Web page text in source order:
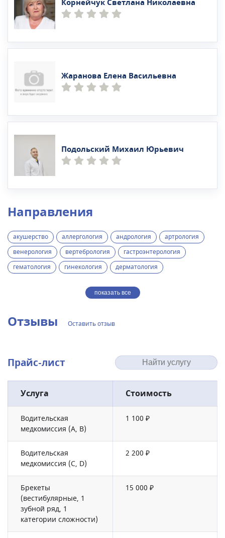
Корнейчук Светлана Николаевна
Жаранова Елена Васильевна
Подольский Михаил Юрьевич
Направления
акушерство аллергология андрология
артрология
венерология
вертебрология
гастроэнтерология
гематология
гинекология дерматология
показать все
Отзывы Оставить отзыв
Прайс-лист
Услуга Стоимость
Водительская
медкомиссия (А, В)
1 100 ₽
Водительская
медкомиссия (С, D)
2 200 ₽
Брекеты
(вестибулярные, 1
зубной ряд, 1
категории сложности)
15 000 ₽